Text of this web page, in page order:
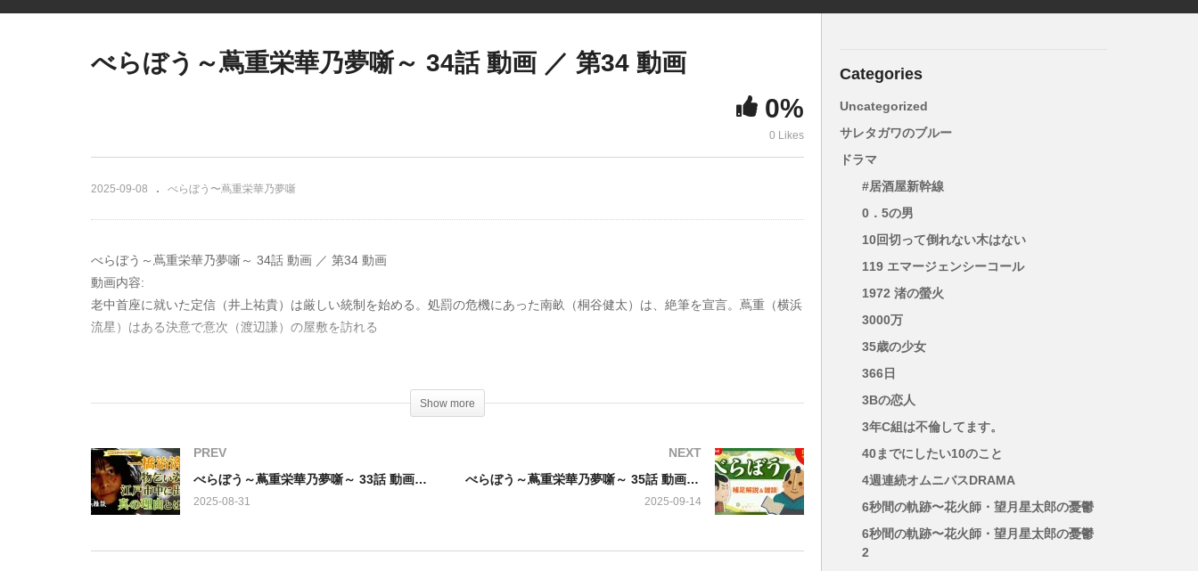
べらぼう～蔦重栄華乃夢噺～ 34話 動画 ／ 第34 動画
0%
0 Likes
2025-09-08 べらぼう〜蔦重栄華乃夢噺
べらぼう～蔦重栄華乃夢噺～ 34話 動画 ／ 第34 動画
動画内容:
老中首座に就いた定信（井上祐貴）は厳しい統制を始める。処罰の危機にあった南畝（桐谷健太）は、絶筆を宣言。蔦重（横浜
流星）はある決意で意次（渡辺謙）の屋敷を訪れる
師たちに、豪華な狂歌絵本を作ろうと呼びかける。しかし、そこに現れた南畝（桐谷健太）は、筆を折ると宣言。南畝は定信を
皮肉った狂歌を創作した疑いで処罰の危機にあった。意次（渡辺謙）が作った世の空気が定信の政によって一変する中、蔦重は
出演：
横浜流星，染谷将太，橋本愛，桐谷健太，井上祐貴，生田斗真，原田泰造，片岡鶴太郎，渡辺謙，井之脇海，木村了，柳俊太
大，岡山天音，尾美としのり，吉沢悠，相島一之，矢島健一，ジェームス小野田，水樹奈々，浜中文一，前野朋哉，山口森広，
Show more
PREV
べらぼう～蔦重栄華乃夢噺～ 33話 動画 ／ 第33 動画
2025-08-31
NEXT
べらぼう～蔦重栄華乃夢噺～ 35話 動画 ／ 第35 動画
2025-09-14
Categories
Uncategorized
サレタガワのブルー
ドラマ
#居酒屋新幹線
0．5の男
10回切って倒れない木はない
119 エマージェンシーコール
1972 渚の螢火
3000万
35歳の少女
366日
3Bの恋人
3年C組は不倫してます。
40までにしたい10のこと
4週連続オムニバスDRAMA
6秒間の軌跡〜花火師・望月星太郎の憂鬱
6秒間の軌跡〜花火師・望月星太郎の憂鬱
2